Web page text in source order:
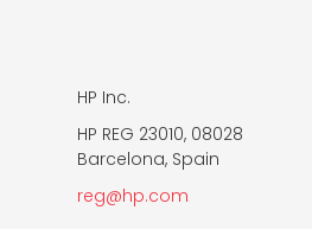
HP Inc.
HP REG 23010, 08028
Barcelona, Spain
reg@hp.com